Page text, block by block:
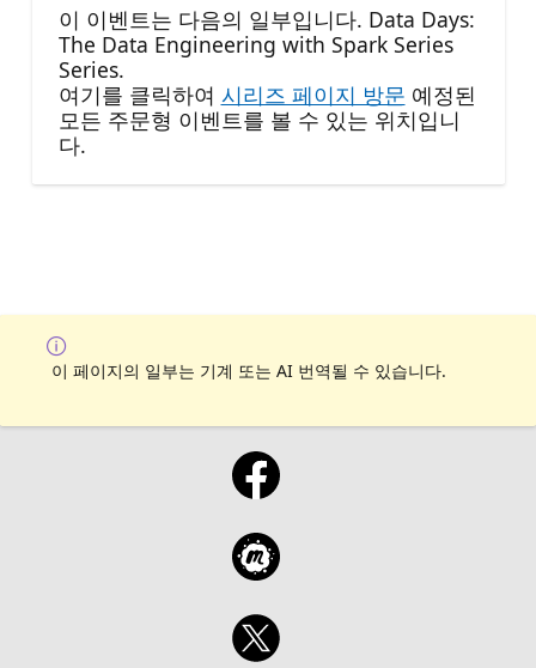
이 이벤트는 다음의 일부입니다. Data Days:
The Data Engineering with Spark Series
Series.
여기를 클릭하여 시리즈 페이지 방문 예정된
모든 주문형 이벤트를 볼 수 있는 위치입니
다.
이 페이지의 일부는 기계 또는 AI 번역될 수 있습니다.